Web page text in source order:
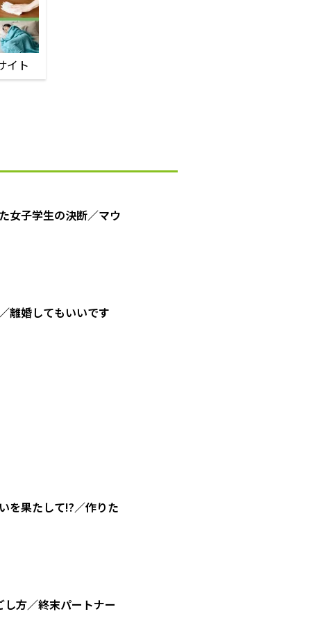
イト
女子学生の決断／マウ
離婚してもいいです
を果たして!?／作りた
方／終末パートナー